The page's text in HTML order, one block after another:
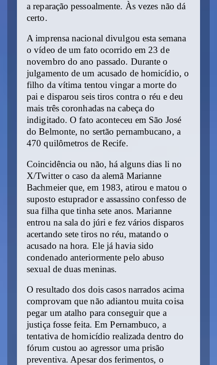
a reparação pessoalmente. Às vezes não dá
certo.
A imprensa nacional divulgou esta semana
o vídeo de um fato ocorrido em 23 de
novembro do ano passado. Durante o
julgamento de um acusado de homicídio, o
filho da vítima tentou vingar a morte do
pai e disparou seis tiros contra o réu e deu
mais três coronhadas na cabeça do
indigitado. O fato aconteceu em São José
do Belmonte, no sertão pernambucano, a
470 quilômetros de Recife.
Coincidência ou não, há alguns dias li no
X/Twitter o caso da alemã Marianne
Bachmeier que, em 1983, atirou e matou o
suposto estuprador e assassino confesso de
sua filha que tinha sete anos. Marianne
entrou na sala do júri e fez vários disparos
acertando sete tiros no réu, matando o
acusado na hora. Ele já havia sido
condenado anteriormente pelo abuso
sexual de duas meninas.
O resultado dos dois casos narrados acima
comprovam que não adiantou muita coisa
pegar um atalho para conseguir que a
justiça fosse feita. Em Pernambuco, a
tentativa de homicídio realizada dentro do
fórum custou ao agressor uma prisão
preventiva.Apesar dos ferimentos, o